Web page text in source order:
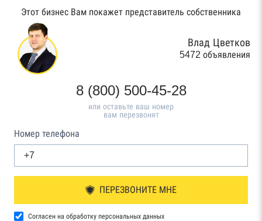
Этот бизнес Вам покажет представитель собственника
Влад Цветков
5472 объявления
8 (800) 500-45-28
или оставьте ваш номер
вам перезвонят
Номер телефона
ПЕРЕЗВОНИТЕ МНЕ
Согласен на обработку персональных данных